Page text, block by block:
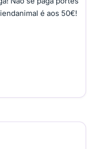
é aos 50€!